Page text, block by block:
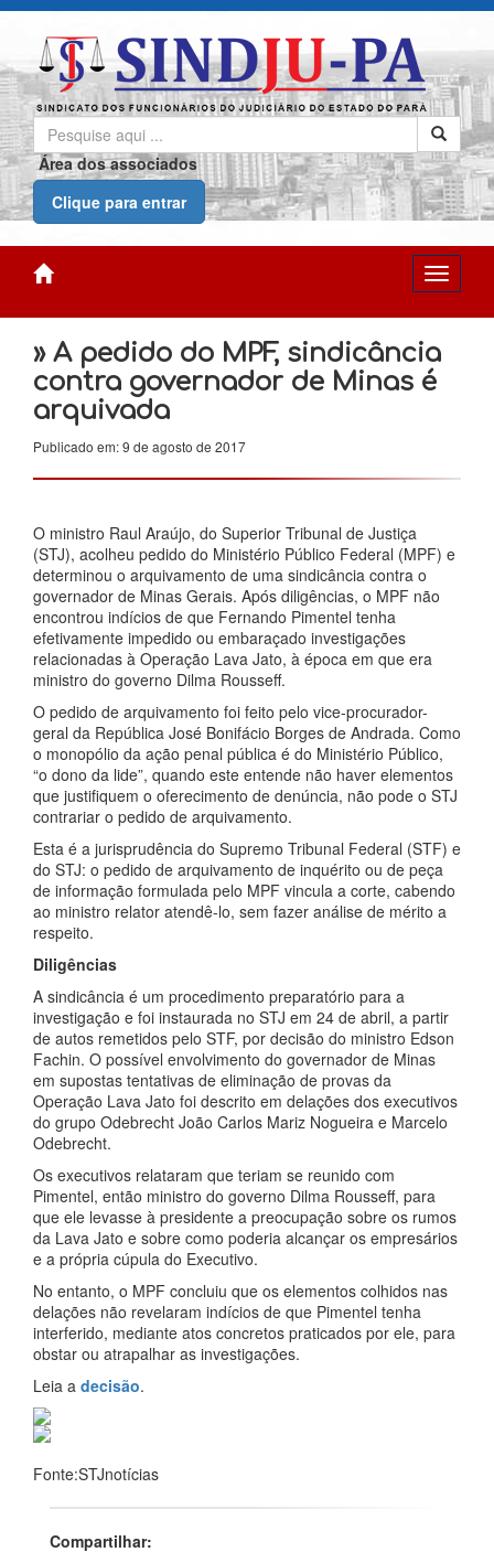
Área dos associados
Clique para entrar
» A pedido do MPF, sindicância
contra governador de Minas é
arquivada
Publicado em: 9 de agosto de 2017
O ministro Raul Araújo, do Superior Tribunal de Justiça
(STJ), acolheu pedido do Ministério Público Federal (MPF) e
determinou o arquivamento de uma sindicância contra o
governador de Minas Gerais. Após diligências, o MPF não
encontrou indícios de que Fernando Pimentel tenha
efetivamente impedido ou embaraçado investigações
relacionadas à Operação Lava Jato, à época em que era
ministro do governo Dilma Rousseff.
O pedido de arquivamento foi feito pelo vice-procurador-
geral da República José Bonifácio Borges de Andrada. Como
o monopólio da ação penal pública é do Ministério Público,
“o dono da lide”, quando este entende não haver elementos
que justifiquem o oferecimento de denúncia, não pode o STJ
contrariar o pedido de arquivamento.
Esta é a jurisprudência do Supremo Tribunal Federal (STF) e
do STJ: o pedido de arquivamento de inquérito ou de peça
de informação formulada pelo MPF vincula a corte, cabendo
ao ministro relator atendê-lo, sem fazer análise de mérito a
respeito.
Diligências
A sindicância é um procedimento preparatório para a
investigação e foi instaurada no STJ em 24 de abril, a partir
de autos remetidos pelo STF, por decisão do ministro Edson
Fachin. O possível envolvimento do governador de Minas
em supostas tentativas de eliminação de provas da
Operação Lava Jato foi descrito em delações dos executivos
do grupo Odebrecht João Carlos Mariz Nogueira e Marcelo
Odebrecht.
Os executivos relataram que teriam se reunido com
Pimentel, então ministro do governo Dilma Rousseff, para
que ele levasse à presidente a preocupação sobre os rumos
da Lava Jato e sobre como poderia alcançar os empresários
e a própria cúpula do Executivo.
No entanto, o MPF concluiu que os elementos colhidos nas
delações não revelaram indícios de que Pimentel tenha
interferido, mediante atos concretos praticados por ele, para
obstar ou atrapalhar as investigações.
Leia a decisão.
Fonte:STJnotícias
Compartilhar: